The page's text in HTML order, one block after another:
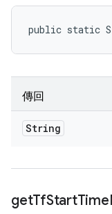
public static
傳回
String
getTfStartTime